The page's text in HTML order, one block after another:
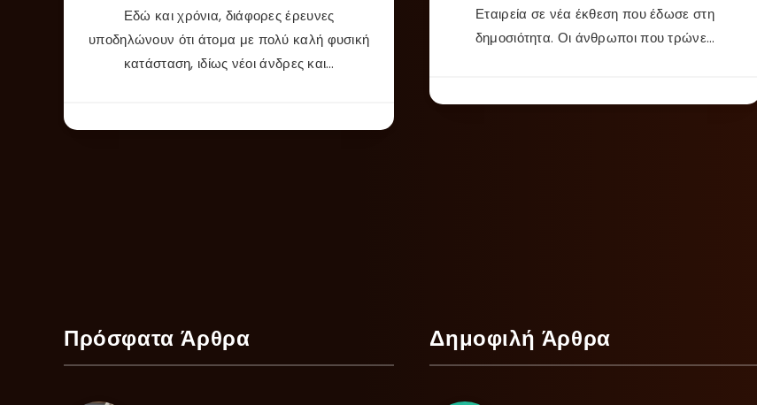
Εδώ και χρόνια, διάφορες έρευνες
υποδηλώνουν ότι άτομα με πολύ καλή φυσική
κατάσταση, ιδίως νέοι άνδρες και…
Εταιρεία σε νέα έκθεση που έδωσε στη
δημοσιότητα. Οι άνθρωποι που τρώνε…
Πρόσφατα Άρθρα Δημοφιλή Άρθρα